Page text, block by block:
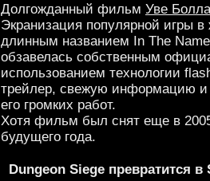
Долгожданный фильм Уве Болла
Экранизация популярной игры
длинным названием In The
обзавелась собственным
использованием технологии
трейлер, свежую информацию и
его громких работ.
Хотя фильм был снят еще в
будущего года.
Dungeon Siege превратится в